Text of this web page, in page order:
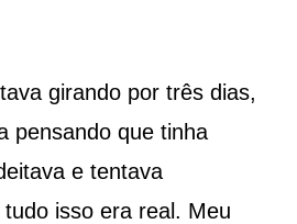
girando por três dias,
pensando que tinha
e tentava
isso era real. Meu